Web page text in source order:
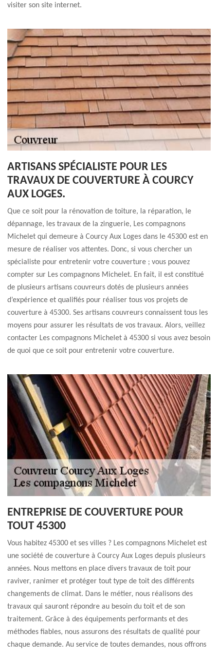
visiter son site internet.
ARTISANS SPÉCIALISTE POUR LES
TRAVAUX DE COUVERTURE À COURCY
AUX LOGES.
Que ce soit pour la rénovation de toiture, la réparation, le
dépannage, les travaux de la zinguerie, Les compagnons
Michelet qui demeure à Courcy Aux Loges dans le 45300 est en
mesure de réaliser vos attentes. Donc, si vous chercher un
spécialiste pour entretenir votre couverture ; vous pouvez
compter sur Les compagnons Michelet. En fait, il est constitué
de plusieurs artisans couvreurs dotés de plusieurs années
d’expérience et qualifiés pour réaliser tous vos projets de
couverture à 45300. Ses artisans couvreurs connaissent tous les
moyens pour assurer les résultats de vos travaux. Alors, veillez
contacter Les compagnons Michelet à 45300 si vous avez besoin
de quoi que ce soit pour entretenir votre couverture.
ENTREPRISE DE COUVERTURE POUR
TOUT 45300
Vous habitez 45300 et ses villes ? Les compagnons Michelet est
une société de couverture à Courcy Aux Loges depuis plusieurs
années. Nous mettons en place divers travaux de toit pour
raviver, ranimer et protéger tout type de toit des différents
changements de climat. Dans le métier, nous réalisons des
travaux qui sauront répondre au besoin du toit et de son
traitement. Grâce à des équipements performants et des
méthodes fiables, nous assurons des résultats de qualité pour
chaque demande. Au service de toutes demandes, nous offrons